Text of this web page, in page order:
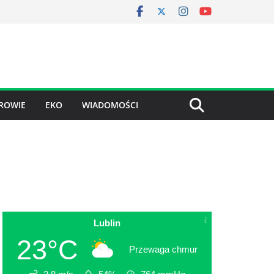
EKO WIADOMOŚCI
Lublin
23°C Przewaga chmur